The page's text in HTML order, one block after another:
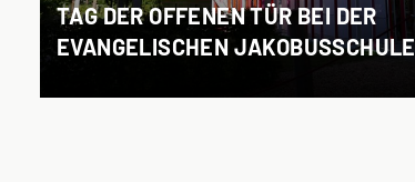
TAG DER OFFENEN TÜR BEI DER
EVANGELISCHEN JAKOBUSSCHULE